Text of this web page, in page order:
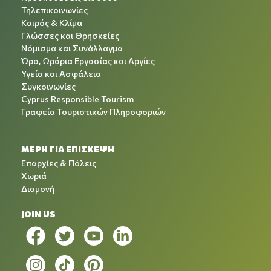
Τηλεπικοινωνίες
Καιρός & Κλίμα
Γλώσσες και Θρησκείες
Νόμισμα και Συνάλλαγμα
Ώρα, Ωράρια Εργασίας και Αργίες
Υγεία και Ασφάλεια
Συγκοινωνίες
Cyprus Responsible Tourism
Γραφεία Τουριστικών Πληροφοριών
ΜΕΡΗ ΓΙΑ ΕΠΙΣΚΕΨΗ
Επαρχίες & Πόλεις
Χωριά
Διαμονή
JOIN US